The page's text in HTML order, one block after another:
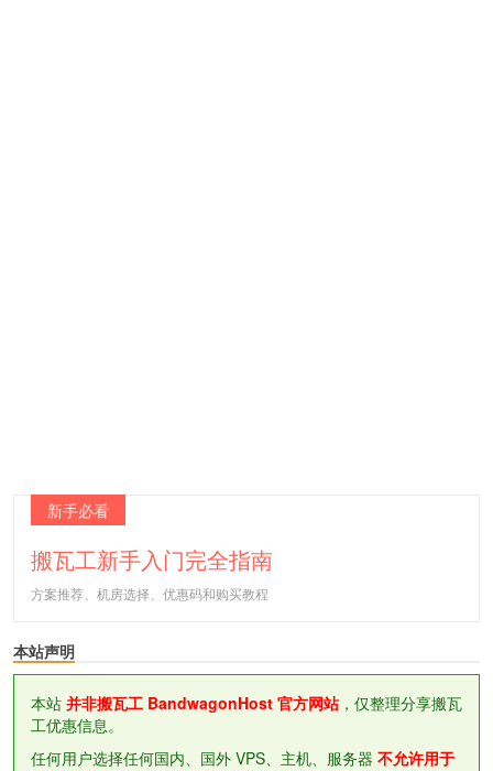
新手必看
搬瓦工新手入门完全指南
方案推荐、机房选择、优惠码和购买教程
本站声明
本站 并非搬瓦工 BandwagonHost 官方网站，仅整理分享搬瓦
工优惠信息。
任何用户选择任何国内、国外 VPS、主机、服务器 不允许用于